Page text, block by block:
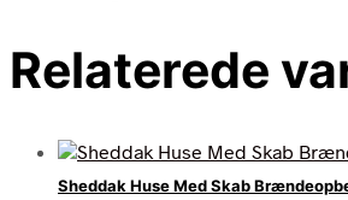
Relaterede
Sheddak Huse Med Skab